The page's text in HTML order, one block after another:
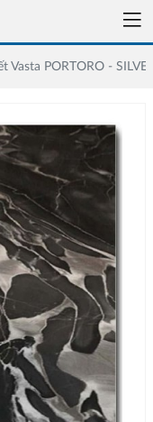
Vasta PORTORO -